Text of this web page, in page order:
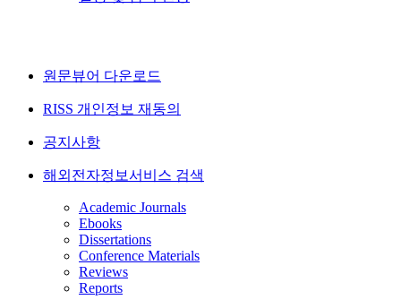
원문뷰어 다운로드
RISS 개인정보 재동의
공지사항
해외전자정보서비스 검색
Academic Journals
Ebooks
Dissertations
Conference Materials
Reviews
Reports